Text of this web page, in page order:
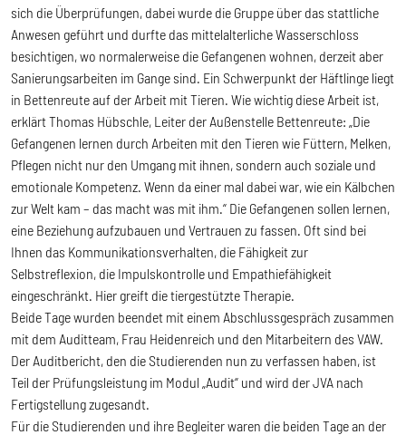
sich die Überprüfungen, dabei wurde die Gruppe über das stattliche
Anwesen geführt und durfte das mittelalterliche Wasserschloss
besichtigen, wo normalerweise die Gefangenen wohnen, derzeit aber
Sanierungsarbeiten im Gange sind. Ein Schwerpunkt der Häftlinge liegt
in Bettenreute auf der Arbeit mit Tieren. Wie wichtig diese Arbeit ist,
erklärt Thomas Hübschle, Leiter der Außenstelle Bettenreute: „Die
Gefangenen lernen durch Arbeiten mit den Tieren wie Füttern, Melken,
Pflegen nicht nur den Umgang mit ihnen, sondern auch soziale und
emotionale Kompetenz. Wenn da einer mal dabei war, wie ein Kälbchen
zur Welt kam – das macht was mit ihm.“ Die Gefangenen sollen lernen,
eine Beziehung aufzubauen und Vertrauen zu fassen. Oft sind bei
Ihnen das Kommunikationsverhalten, die Fähigkeit zur
Selbstreflexion, die Impulskontrolle und Empathiefähigkeit
eingeschränkt. Hier greift die tiergestützte Therapie.
Beide Tage wurden beendet mit einem Abschlussgespräch zusammen
mit dem Auditteam, Frau Heidenreich und den Mitarbeitern des VAW.
Der Auditbericht, den die Studierenden nun zu verfassen haben, ist
Teil der Prüfungsleistung im Modul „Audit“ und wird der JVA nach
Fertigstellung zugesandt.
Für die Studierenden und ihre Begleiter waren die beiden Tage an der